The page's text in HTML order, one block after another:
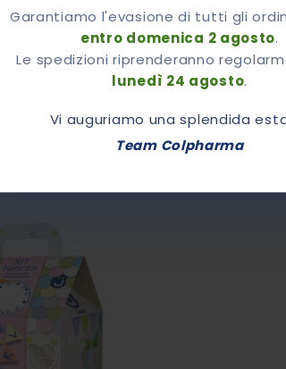
Garantiamo l'evasione di tutti gli
entro domenica 2 agosto.
Le spedizioni riprenderanno
lunedì 24 agosto.
Vi auguriamo una splendida
Team Colpharma